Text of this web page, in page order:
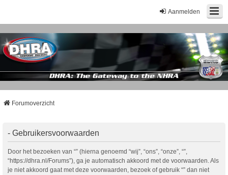
Aanmelden
Forumoverzicht
- Gebruikersvoorwaarden
Door het bezoeken van “” (hierna genoemd “wij”, “ons”, “onze”, “”,
“https://dhra.nl/Forums”), ga je automatisch akkoord met de voorwaarden. Als
je niet akkoord gaat met deze voorwaarden, bezoek of gebruik “” dan niet